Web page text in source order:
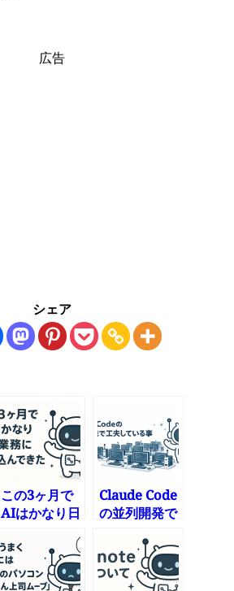
広告
シェア
この3ヶ月で
AIはかなり日
込んできた
Claude Code
の並列開発で
事